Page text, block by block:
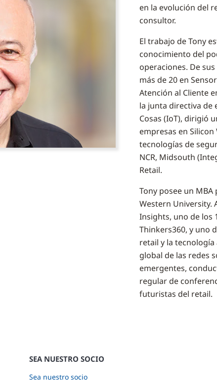
en la evolución del
consultor.
El trabajo de Tony
conocimiento del
operaciones. De
más de 20 en
Atención al Cliente
la junta directiva de
Cosas (IoT), dirigió
empresas en
tecnologías de
NCR, Midsouth
Retail.
Tony posee un
Western University.
Insights, uno de los
Thinkers360, y uno
retail y la
global de las redes
emergentes,
regular de
futuristas del retail.
SEA NUESTRO SOCIO
Sea nuestro socio